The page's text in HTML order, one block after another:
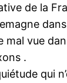
de la
mal vue
.
qui